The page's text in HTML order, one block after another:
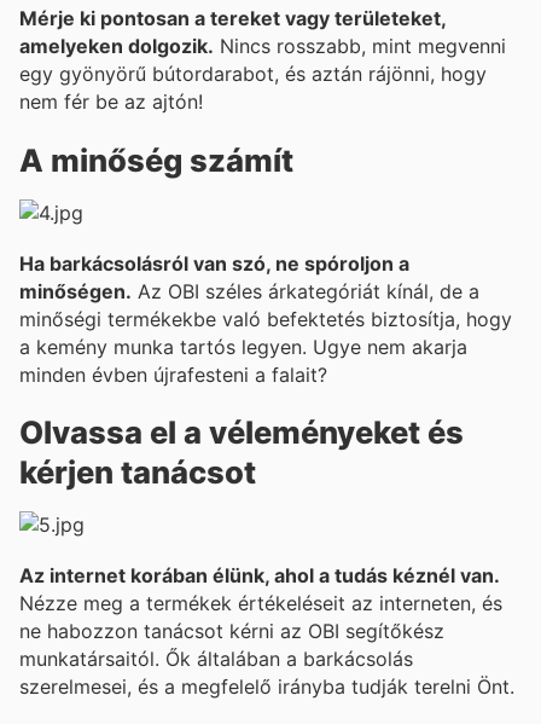
Mérje ki pontosan a tereket vagy területeket,
amelyeken dolgozik. Nincs rosszabb, mint megvenni
egy gyönyörű bútordarabot, és aztán rájönni, hogy
nem fér be az ajtón!
A minőség számít
Ha barkácsolásról van szó, ne spóroljon a
minőségen. Az OBI széles árkategóriát kínál, de a
minőségi termékekbe való befektetés biztosítja, hogy
a kemény munka tartós legyen. Ugye nem akarja
minden évben újrafesteni a falait?
Olvassa el a véleményeket és
kérjen tanácsot
Az internet korában élünk, ahol a tudás kéznél van.
Nézze meg a termékek értékeléseit az interneten, és
ne habozzon tanácsot kérni az OBI segítőkész
munkatársaitól. Ők általában a barkácsolás
szerelmesei, és a megfelelő irányba tudják terelni Önt.